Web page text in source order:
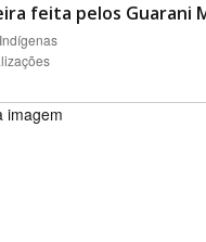
feita pelos Guarani